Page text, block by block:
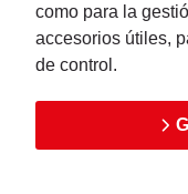
como para la
accesorios útiles,
de control.